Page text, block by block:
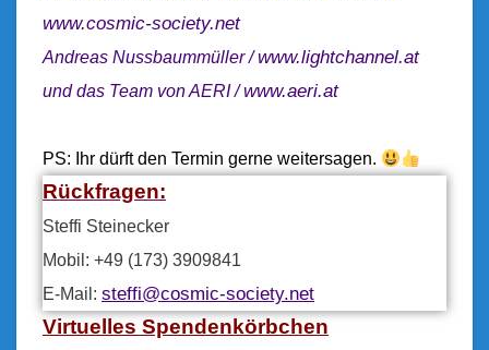
www.cosmic-society.net
Andreas Nussbaummüller /www.lightchannel.at
und das Team von AERI /www.aeri.at
PS: Ihr dürft den Termin gerne weitersagen.
Rückfragen:
Steffi Steinecker
Mobil: +49 (173) 3909841
E-Mail: steffi@cosmic-society.net
Virtuelles Spendenkörbchen